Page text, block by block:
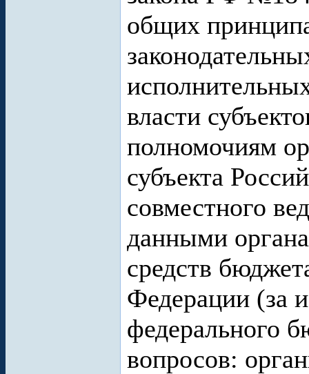
общих
власти
полномочиям
субъекта
совместного
данными
средств
Федерации (за
федерального
вопросов: